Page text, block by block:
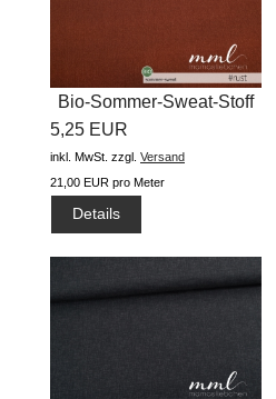
Bio-Sommer-Sweat-Stoff
"Jeans...
5,25 EUR
inkl. MwSt. zzgl. Versand
21,00 EUR pro Meter
Details